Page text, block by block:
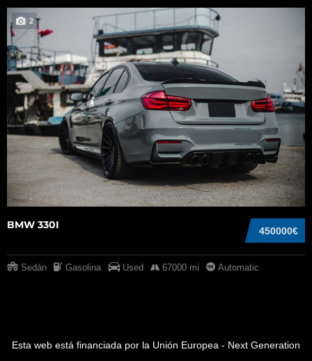
2
450000€
BMW 330I
Sedán Gasolina Used 67000 mi Automatic
Esta web está financiada por la Unión Europea - Next Generation